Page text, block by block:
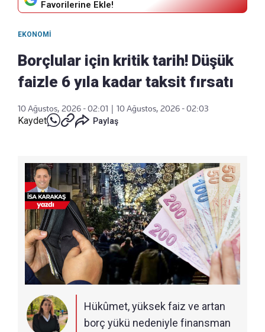
Favorilerine Ekle!
EKONOMI
Borçlular için kritik tarih! Düşük
faizle 6 yıla kadar taksit fırsatı
10 Ağustos, 2026 - 02:01 10 Ağustos, 2026 - 02:03
Kaydet Paylaş
Hükûmet, yüksek faiz ve artan
borç yükü nedeniyle finansman